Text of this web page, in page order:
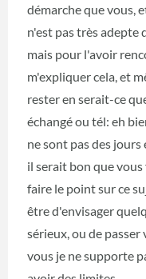
démarche que vous,
n'est pas très adepte
mais pour l'avoir
m'expliquer cela, et
rester en serait-ce
échangé ou tél: eh
ne sont pas des jours
il serait bon que
faire le point sur ce
être d'envisager
sérieux, ou de
vous je ne supporte